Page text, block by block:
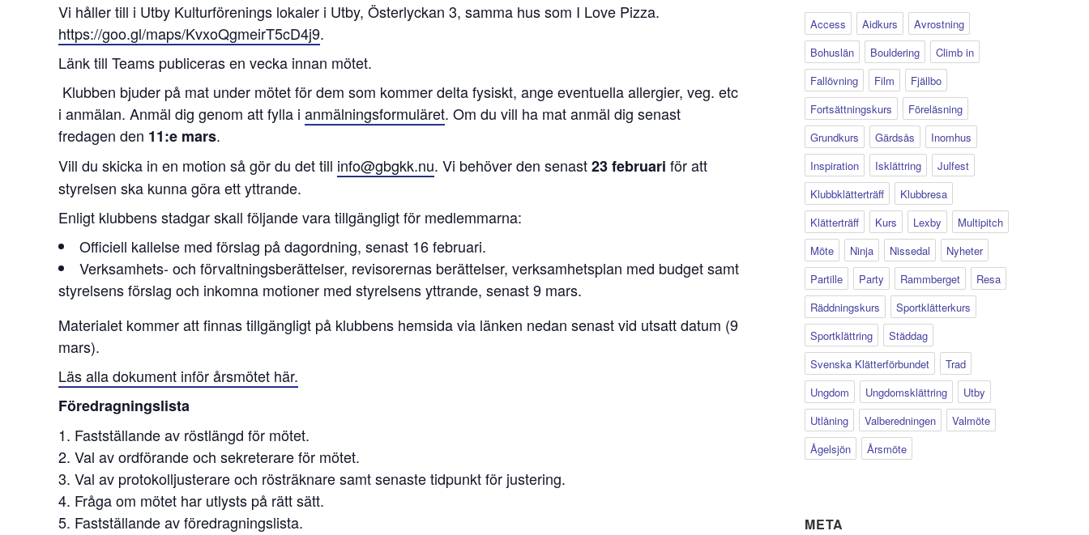
Vi håller till i Utby Kulturförenings lokaler i Utby, Österlyckan 3, samma hus som I Love Pizza.
https://goo.gl/maps/KvxoQgmeirT5cD4j9.
Länk till Teams publiceras en vecka innan mötet.
Klubben bjuder på mat under mötet för dem som kommer delta fysiskt, ange eventuella allergier, veg. etc
i anmälan. Anmäl dig genom att fylla i anmälningsformuläret. Om du vill ha mat anmäl dig senast
fredagen den 11:e mars.
Vill du skicka in en motion så gör du det till info@gbgkk.nu. Vi behöver den senast23 februari för att
styrelsen ska kunna göra ett yttrande.
Enligt klubbens stadgar skall följande vara tillgängligt för medlemmarna:
Officiell kallelse med förslag på dagordning, senast 16 februari.
Verksamhets- och förvaltningsberättelser, revisorernas berättelser, verksamhetsplan med budget samt
styrelsens förslag och inkomna motioner med styrelsens yttrande, senast 9 mars.
Materialet kommer att finnas tillgängligt på klubbens hemsida via länken nedan senast vid utsatt datum (9
mars).
Läs alla dokument inför årsmötet här.
Föredragningslista
Fastställande av röstlängd för mötet.
Val av ordförande och sekreterare för mötet.
Val av protokolljusterare och rösträknare samt senaste tidpunkt för justering.
Fråga om mötet har utlysts på rätt sätt.
Fastställande av föredragningslista.
Access Aidkurs
Avrostning
Bohuslän
Bouldering
Climb in
Fallövning
Film
Fjällbo
Fortsättningskurs
Föreläsning
Grundkurs
Gärdsås
Inomhus
Inspiration
Isklättring
Julfest
Klubbklätterträff
Klubbresa
Klätterträff
Kurs Lexby
Multipitch
Möte
Ninja Nissedal
Nyheter
Partille
Party Rammberget
Resa
Räddningskurs
Sportklätterkurs
Sportklättring
Städdag
Svenska Klätterförbundet
Trad
Ungdom
Ungdomsklättring
Utby
Utlåning
Valberedningen
Valmöte
Ågelsjön
Årsmöte
META